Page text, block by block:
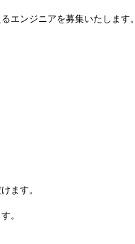
エンジニアを募集いたします。
ます。
。